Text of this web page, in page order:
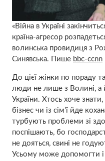
«Війна в Україні
країна-агресор
волинська провидиця з
Синявська. Пише bbc-ccnn
До цієї жінки по пораду
люди не лише з Волині, а й
України. Хтось хоче
бізнес чи із сім’ї йде
турбують проблеми зі
поспішають, бо
не дояться, свині не
Усьому може допомогти і